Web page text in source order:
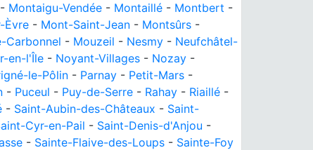
Montaigu-Vendée - Montaillé - Montbert -
Èvre - Mont-Saint-Jean - Montsûrs -
Carbonnel - Mouzeil - Nesmy - Neufchâtel-
en-l'Île - Noyant-Villages - Nozay -
le-Pôlin - Parnay - Petit-Mars -
- Puceul - Puy-de-Serre - Rahay - Riaillé -
- Saint-Aubin-des-Châteaux - Saint-
Cyr-en-Pail - Saint-Denis-d'Anjou -
- Sainte-Flaive-des-Loups - Sainte-Foy